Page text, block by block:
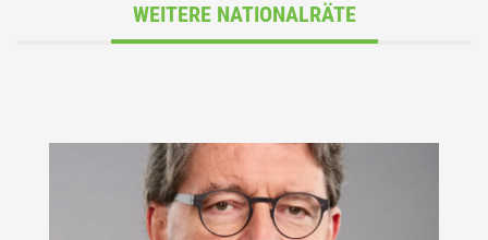
WEITERE NATIONALRÄTE